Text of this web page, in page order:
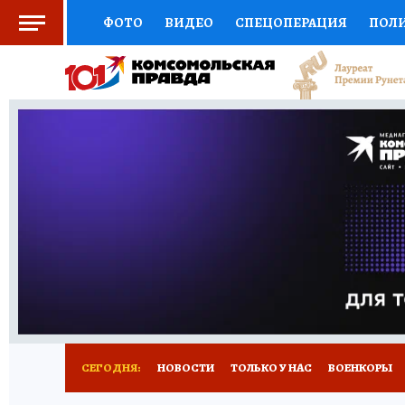
ФОТО ВИДЕО СПЕЦОПЕРАЦИЯ
СОЦПОДДЕРЖКА НАУКА СПОРТ
ВЫБОР ЭКСПЕРТОВ ДОКТОР
ПРОГНОЗЫ НА СПОРТ
НОВОЕ
СЕГОДНЯ: НОВОСТИ ТОЛЬКО У НАС ВОЕНКОРЫ